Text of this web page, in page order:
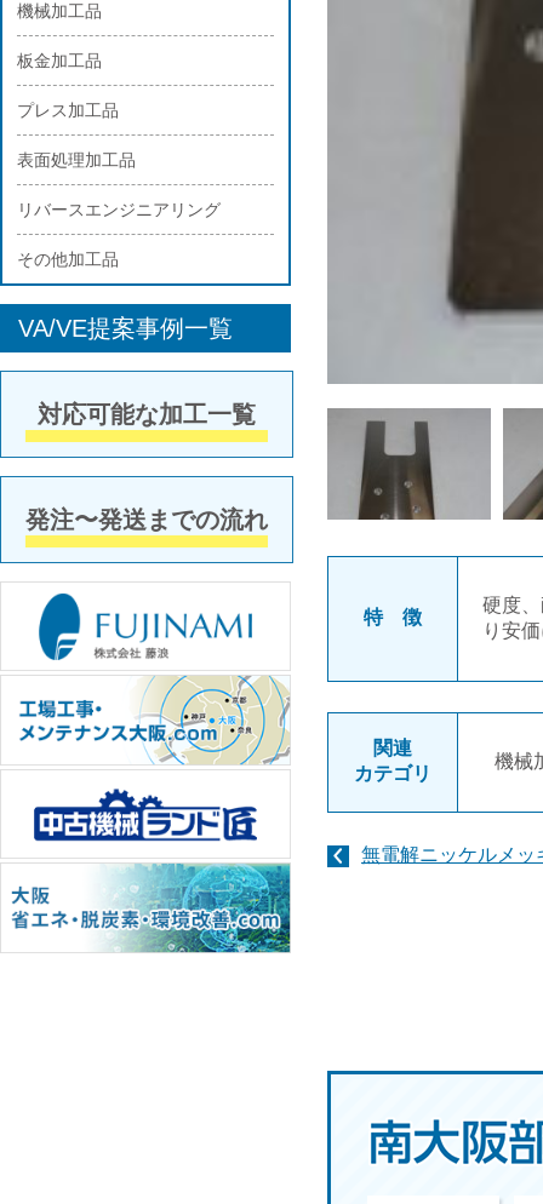
特 徴
硬度
り安
関連
カテゴリ
機械
無電解ニッケルメ
機械加工品
板金加工品
プレス加工品
表面処理加工品
リバースエンジニアリング
その他加工品
VA/VE提案事例一覧
対応可能な加工一覧
発注〜発送までの流れ